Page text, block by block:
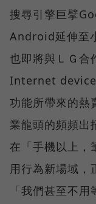
搜尋引擎巨擘
Android延伸至
也即將與ＬＧ
Internet
功能所帶來的熱
業龍頭的頻頻出
在「手機以上，
用行為新場域，
「我們甚至不